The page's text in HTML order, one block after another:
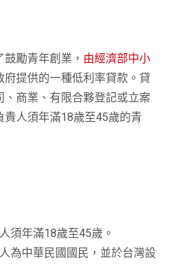
勵青年創業， 由經濟部中小
府提供的一種低利率貸款。貸
、商業、有限合夥登記或立案
責人須年滿18歲至45歲的青
須年滿18歲至45歲。
人為中華民國國民，並於台灣設